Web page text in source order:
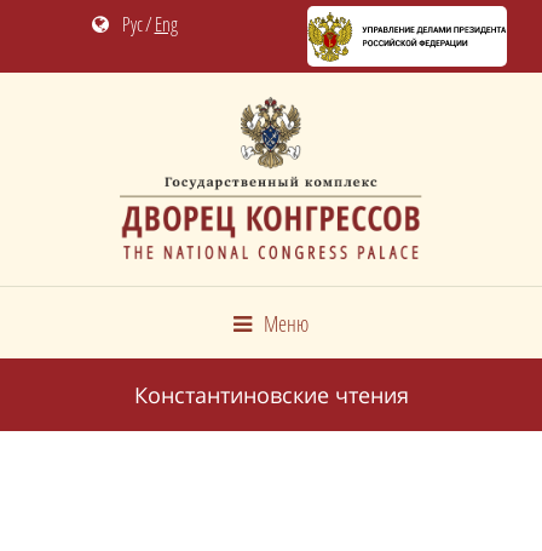
Рус/Eng
Меню
Константиновские чтения